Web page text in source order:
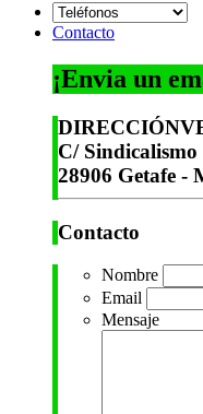
Contacto
¡Envia un
DIRECCIÓN
C/ Sindicalismo
28906 Getafe -
Contacto
Nombre
Email
Mensaje